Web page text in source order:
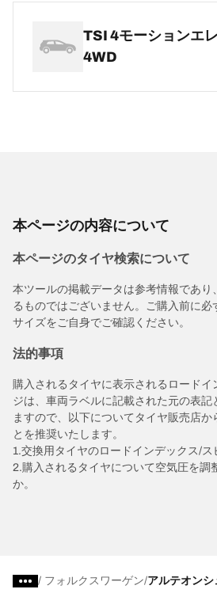
TSI 4モーションエ
4WD
本ページの内容について
本ページのタイヤ検索について
本ツールの掲載データは参考情報であり
るものではございません。ご購入前に必
サイズをご自身でご確認ください。
法的事項
購入されるタイヤに表示されるロードイ
ジは、車両ラベルに記載された元の表記
ますので、以下についてタイヤ販売店か
とを推奨いたします。
1.交換用タイヤのロードインデックス/ス
2.購入されるタイヤについて空気圧を調
か。
/ フォルクスワーゲン アルテオンシ